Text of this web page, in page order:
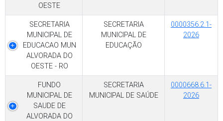
OESTE
SECRETARIA
MUNICIPAL DE
EDUCACAO MUN
ALVORADA DO
OESTE - RO
SECRETARIA
MUNICIPAL DE
EDUCAÇÃO
0000356.2.1-
2026
FUNDO
MUNICIPAL DE
SAUDE DE
ALVORADA DO
SECRETARIA
MUNICIPAL DE SAÚDE
0000668.6.1-
2026